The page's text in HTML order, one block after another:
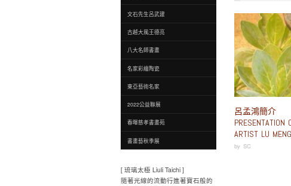
文石先生呂武建
古越大風王德亮
八大名師書畫
名家彩繪陶瓷
東亞藝術名家
2022公益聯展
春暉慈孝書畫苑
書畫藝秋季展
[ 琉璃太極 Liuli Taichi ]
隨著光線的流動行進著寶石般的
呂孟鴻簡介
PRESENTATION
ARTIST LU
by SC